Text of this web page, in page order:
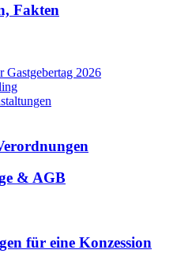
Fakten
Gastgebertag 2026
& AGB
für eine Konzession